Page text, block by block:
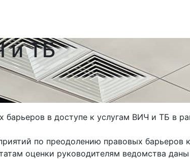
и ТБ
в доступе к услугам ВИЧ и ТБ в
по преодолению правовых барьеров
оценки руководителям ведомства даны